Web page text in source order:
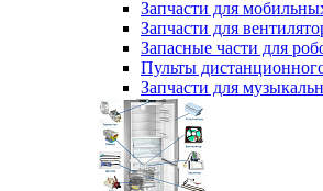
Запчасти для
Запчасти для
Запасные части для
Пульты
Запчасти для